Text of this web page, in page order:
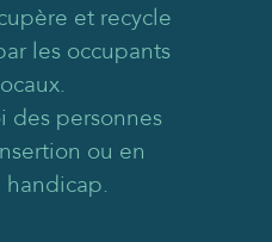
et recycle
les occupants
des personnes
ou en